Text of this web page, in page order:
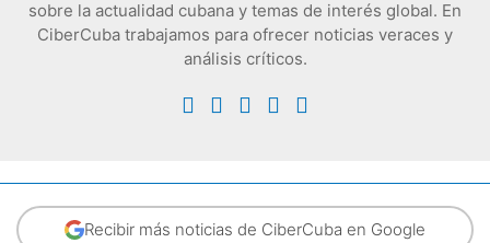
sobre la actualidad cubana y temas de interés global. En
CiberCuba trabajamos para ofrecer noticias veraces y
análisis críticos.
Recibir más noticias de CiberCuba en Google